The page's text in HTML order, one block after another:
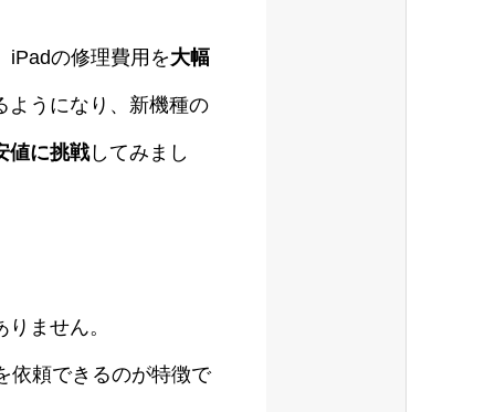
iPadの修理費用を大幅
ようになり、新機種の
値に挑戦してみまし
ません。
依頼できるのが特徴で